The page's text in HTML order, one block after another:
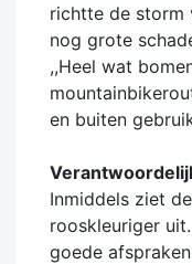
richtte de storm
nog grote
,,Heel wat
en buiten
Inmiddels ziet
rooskleuriger
goede